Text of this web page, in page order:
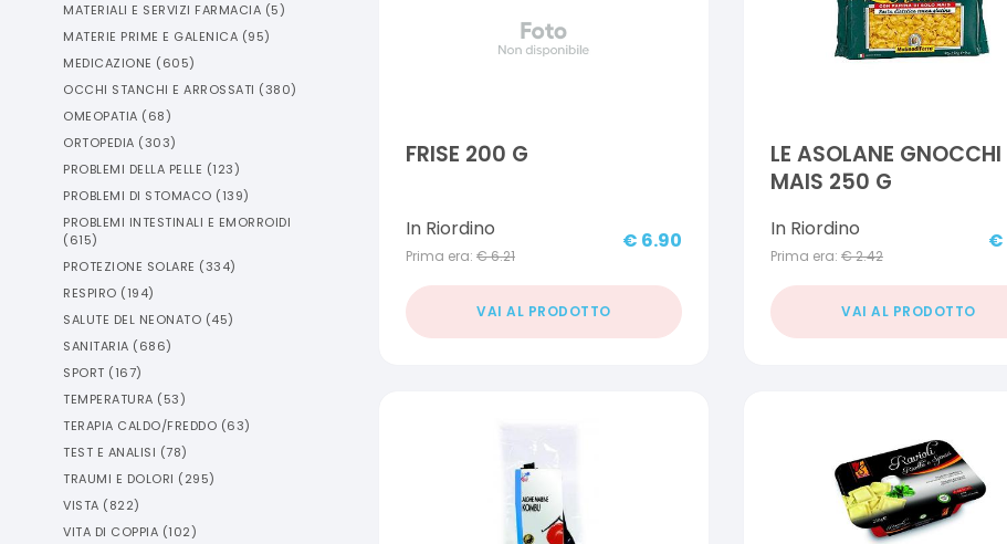
MATERIALI E SERVIZI FARMACIA (5)
MATERIE PRIME E GALENICA (95)
MEDICAZIONE (605)
OCCHI STANCHI E ARROSSATI (380)
OMEOPATIA (68)
ORTOPEDIA (303)
PROBLEMI DELLA PELLE (123)
PROBLEMI DI STOMACO (139)
PROBLEMI INTESTINALI E EMORROIDI
(615)
PROTEZIONE SOLARE (334)
RESPIRO (194)
SALUTE DEL NEONATO (45)
SANITARIA (686)
SPORT (167)
TEMPERATURA (53)
TERAPIA CALDO/FREDDO (63)
TEST E ANALISI (78)
TRAUMI E DOLORI (295)
VISTA (822)
VITA DI COPPIA (102)
FRISE 200 G
In Riordino
Prima era: €6.21
€ 6.90
VAI AL PRODOTTO
LE ASOLANE GNOCCHI
MAIS 250 G
In Riordino
Prima era: €2.42
€
VAI AL PRODOTTO